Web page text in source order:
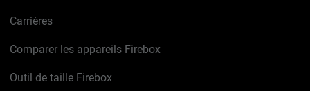
Carrières
Comparer les appareils Firebox
Outil de taille Firebox